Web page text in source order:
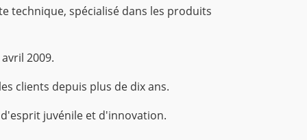
technique, spécialisé dans les produits
2009.
clients depuis plus de dix ans.
juvénile et d'innovation.